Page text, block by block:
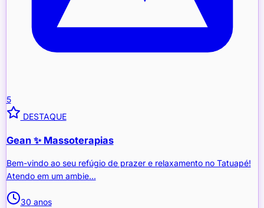
5
DESTAQUE
Gean ✨️ Massoterapias
Bem-vindo ao seu refúgio de prazer e relaxamento no Tatuapé!
Atendo em um ambie...
30 anos